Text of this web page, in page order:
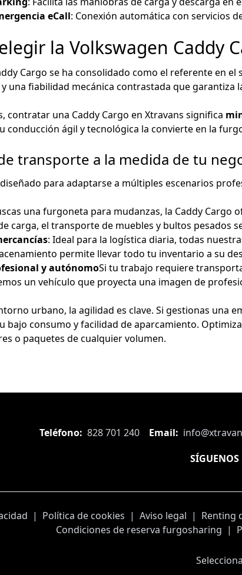
eCall: Conexión automática con servicios
la Volkswagen Caddy
Cargo se ha consolidado como el referente en
una fiabilidad mecánica contrastada que garantiza
contratar una Caddy Cargo en Xtravans significa
conducción ágil y tecnológica la convierte en la
transporte a la medida de tu
para adaptarse a múltiples escenarios
una furgoneta para mudanzas, la Caddy
carga, el transporte de muebles y bultos pesados
: Ideal para la logística diaria, todas
permite llevar todo tu inventario a su
y autónomoSi tu trabajo requiere
un vehículo que proyecta una imagen de
urbano, la agilidad es clave. Si gestionas una
bajo consumo y facilidad de aparcamiento.
o paquetes de cualquier volumen.
Teléfono: 828 701 240 Email:
SÍGUENOS
| Política de cookies | Aviso legal | Renting
Condiciones de reserva furgosharing |